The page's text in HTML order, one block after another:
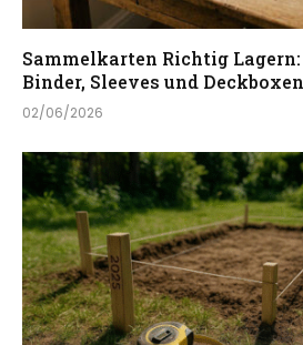
Sammelkarten Richtig
Binder, Sleeves und Deckboxen
02/06/2026